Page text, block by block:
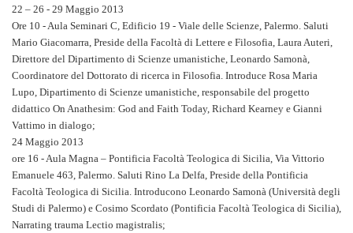
22 – 26 - 29 Maggio 2013
Ore 10 - Aula Seminari C, Edificio 19 - Viale delle Scienze, Palermo. Saluti
Mario Giacomarra, Preside della Facoltà di Lettere e Filosofia, Laura Auteri,
Direttore del Dipartimento di Scienze umanistiche, Leonardo Samonà,
Coordinatore del Dottorato di ricerca in Filosofia. Introduce Rosa Maria
Lupo, Dipartimento di Scienze umanistiche, responsabile del progetto
didattico On Anathesim: God and Faith Today, Richard Kearney e Gianni
Vattimo in dialogo;
24 Maggio 2013
ore 16 - Aula Magna – Pontificia Facoltà Teologica di Sicilia, Via Vittorio
Emanuele 463, Palermo. Saluti Rino La Delfa, Preside della Pontificia
Facoltà Teologica di Sicilia. Introducono Leonardo Samonà (Università degli
Studi di Palermo) e Cosimo Scordato (Pontificia Facoltà Teologica di Sicilia),
Narrating trauma Lectio magistralis;